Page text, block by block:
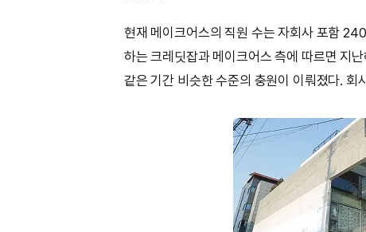
현재 메이크어스의 직원 수는 자회사 포함
하는 크레딧잡과 메이크어스 측에 따르면 지
같은 기간 비슷한 수준의 충원이 이뤄졌다. 회